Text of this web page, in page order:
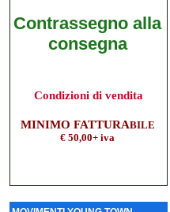
Contrassegno alla
consegna
Condizioni di vendita
MINIMO FATTURABILE
€ 50,00+ iva